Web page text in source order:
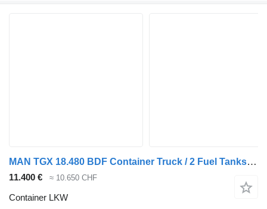
MAN TGX 18.480 BDF Container Truck / 2 Fuel Tanks / Full Air Suspens
11.400 € ≈ 10.650 CHF
Container LKW